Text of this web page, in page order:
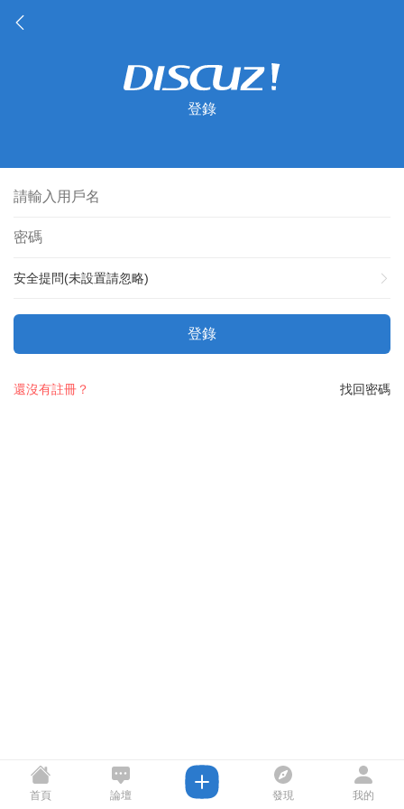
登錄
安全提問(未設置請忽略)
登錄
找回密碼
還沒有註冊？
首頁 論壇 發現 我的